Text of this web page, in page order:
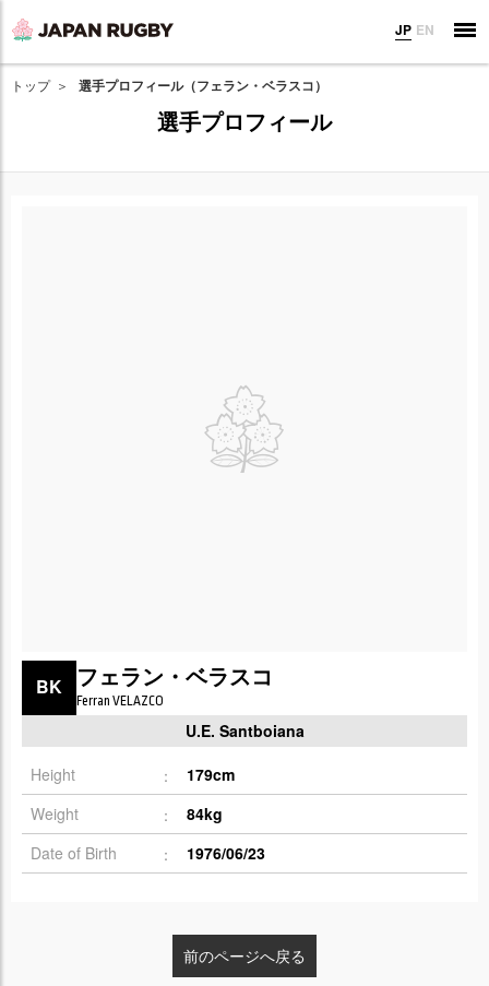
JP EN
トップ 選手プロフィール（フェラン・ベラスコ）
選手プロフィール
BK フェラン・ベラスコ
Ferran VELAZCO
U.E. Santboiana
Height
179cm
Weight
84kg
Date of Birth
1976/06/23
前のページへ戻る